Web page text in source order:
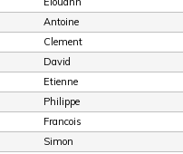
Antoine
Clement
David
Etienne
Philippe
Francois
Simon